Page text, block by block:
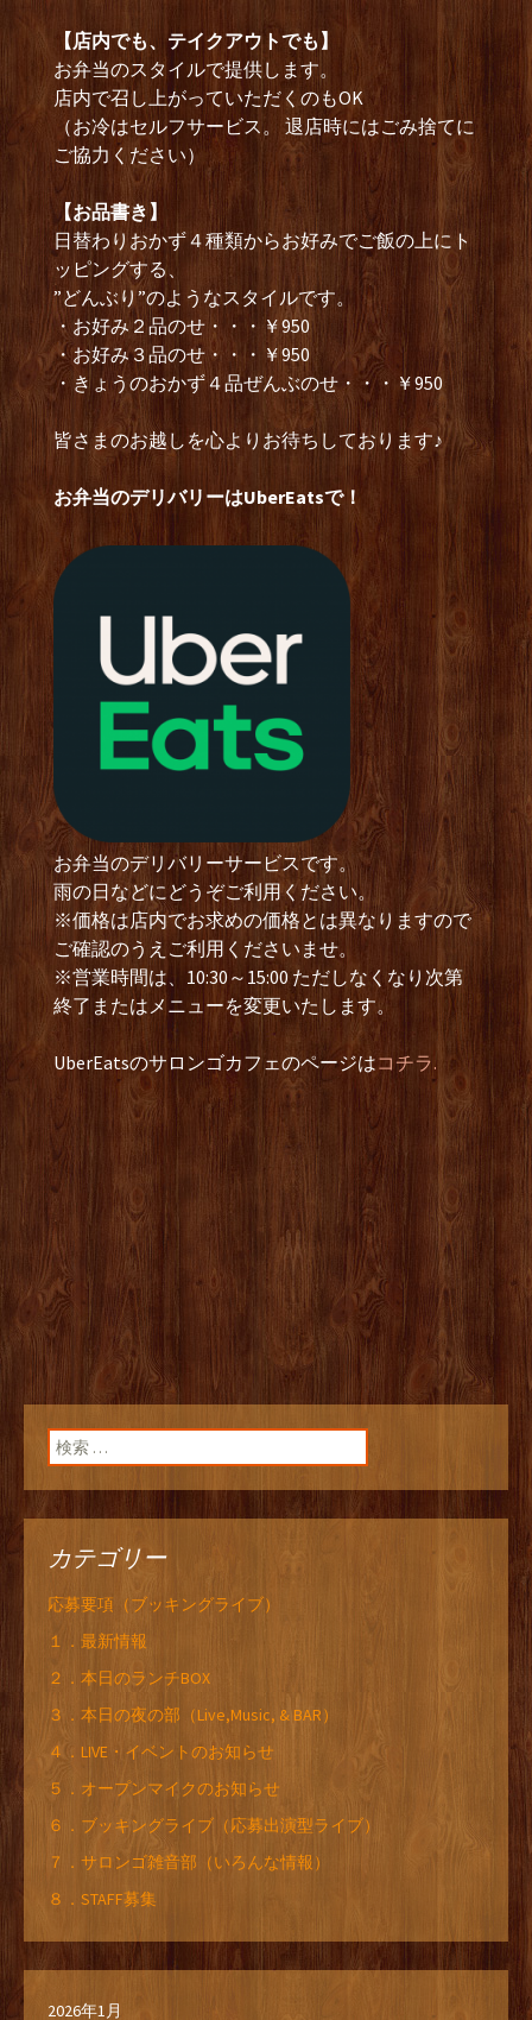
【店内でも、テイクアウトでも】
お弁当のスタイルで提供します。
店内で召し上がっていただくのもOK
（お冷はセルフサービス。 退店時にはごみ捨てに
ご協力ください）
【お品書き】
日替わりおかず４種類からお好みでご飯の上にト
ッピングする、
”どんぶり”のようなスタイルです。
・お好み２品のせ・・・￥950
・お好み３品のせ・・・￥950
・きょうのおかず４品ぜんぶのせ・・・￥950
皆さまのお越しを心よりお待ちしております♪
お弁当のデリバリーはUberEatsで！
お弁当のデリバリーサービスです。
雨の日などにどうぞご利用ください。
※価格は店内でお求めの価格とは異なりますので
ご確認のうえご利用くださいませ。
※営業時間は、10:30～15:00 ただしなくなり次第
終了またはメニューを変更いたします。
UberEatsのサロンゴカフェのページはコチラ.
検索:
カテゴリー
応募要項（ブッキングライブ）
１．最新情報
２．本日のランチBOX
３．本日の夜の部（Live,Music, & BAR）
４．LIVE・イベントのお知らせ
５．オープンマイクのお知らせ
６．ブッキングライブ（応募出演型ライブ）
７．サロンゴ雑音部（いろんな情報）
８．STAFF募集
2026年1月